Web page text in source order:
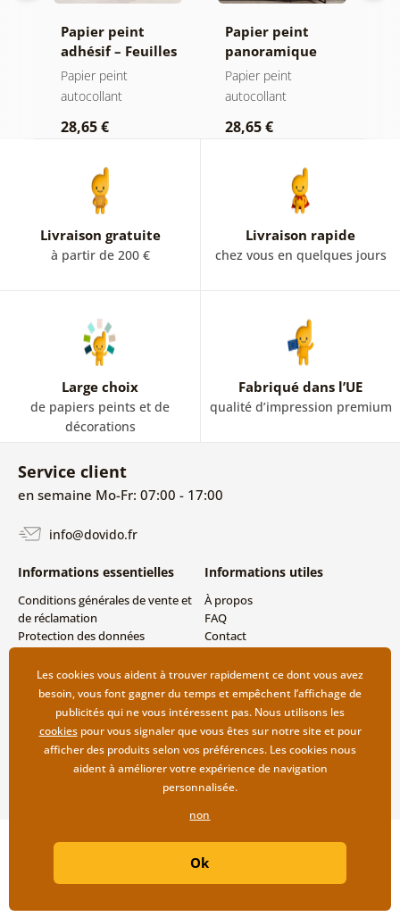
Papier peint
adhésif – Feuilles
avec teinte
pastel
Papier peint
autocollant
28,65 €
Papier peint
panoramique
autocollant –
Forêt dans le
Papier peint
autocollant
28,65 €
Livraison gratuite
à partir de 200 €
Livraison rapide
chez vous en quelques jours
Large choix
de papiers peints et de
décorations
Fabriqué dans l’UE
qualité d’impression premium
Service client
en semaine Mo-Fr: 07:00 - 17:00
info@dovido.fr
Informations essentielles
Conditions générales de vente et
de réclamation
Protection des données
Modes de livraison et de
paiement
Retour des produits
Informations utiles
À propos
FAQ
Contact
Copyright ©2019 © Dovido.fr.
| Boutique en ligne créée par
Les cookies vous aident à trouver rapidement ce dont vous avez
besoin, vous font gagner du temps et empêchent l’affichage de
publicités qui ne vous intéressent pas. Nous utilisons les
cookiespour vous signaler que vous êtes sur notre site et pour
afficher des produits selon vos préférences. Les cookies nous
aident à améliorer votre expérience de navigation
personnalisée.
non
Ok